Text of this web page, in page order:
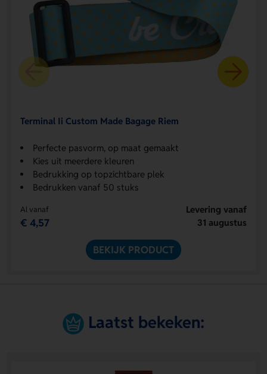
Terminal Ii Custom Made Bagage Riem
Perfecte pasvorm, op maat gemaakt
Kies uit meerdere kleuren
Bedrukking op topzichtbare plek
Bedrukken vanaf 50 stuks
Al vanaf
€ 4,57
Levering vanaf
31 augustus
BEKIJK PRODUCT
Laatst bekeken: